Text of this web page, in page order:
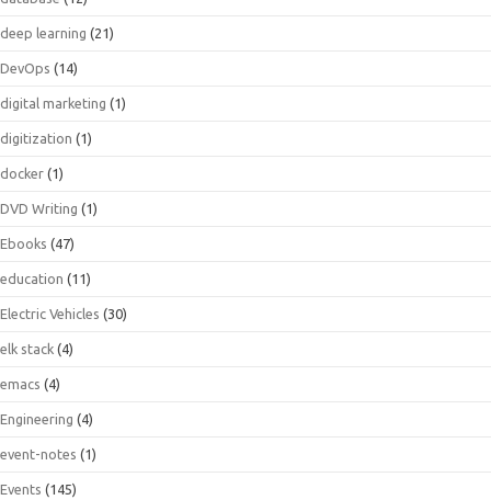
deep learning (21)
DevOps (14)
digital marketing (1)
digitization (1)
docker (1)
DVD Writing (1)
Ebooks (47)
education (11)
Electric Vehicles (30)
elk stack (4)
emacs (4)
Engineering (4)
event-notes (1)
Events (145)